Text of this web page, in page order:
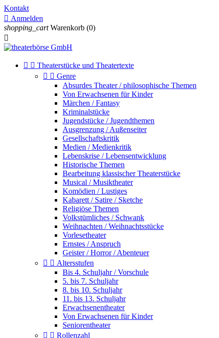
Kontakt
 Anmelden
shopping_cart Warenkorb (0)

  Theaterstücke und Theatertexte
  Genre
Absurdes Theater / philosophische Themen
Von Erwachsenen für Kinder
Märchen / Fantasy
Kriminalstücke
Jugendstücke / Jugendthemen
Ausgrenzung / Außenseiter
Gesellschaftskritik
Medien / Medienkritik
Lebenskrise / Lebensentwicklung
Historische Themen
Bearbeitung klassischer Theaterstücke
Musical / Musiktheater
Komödien / Lustiges
Kabarett / Satire / Sketche
Religiöse Themen
Volkstümliches / Schwank
Weihnachten / Weihnachtsstücke
Vorlesetheater
Ernstes / Anspruch
Geister / Horror / Abenteuer
  Altersstufen
Bis 4. Schuljahr / Vorschule
5. bis 7. Schuljahr
8. bis 10. Schuljahr
11. bis 13. Schuljahr
Erwachsenentheater
Von Erwachsenen für Kinder
Seniorentheater
  Rollenzahl